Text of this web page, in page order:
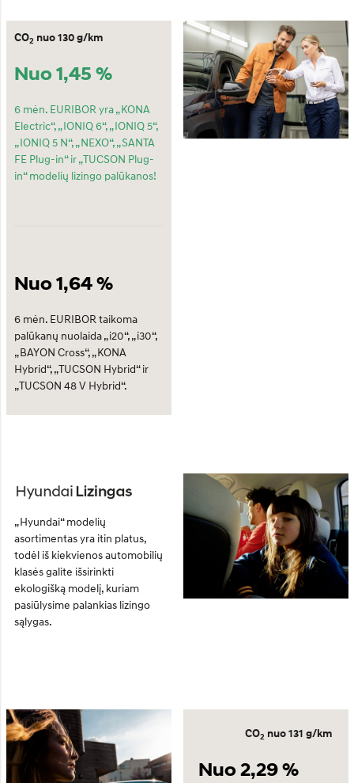
CO2 nuo 130 g/km
Nuo 1,45 %
6 mėn. EURIBOR yra „KONA
Electric“, „IONIQ 6“, „IONIQ 5“,
„IONIQ 5 N“, „NEXO“, „SANTA
FE Plug-in“ ir „TUCSON Plug-
in“ modelių lizingo palūkanos!
Nuo 1,64 %
6 mėn. EURIBOR taikoma
palūkanų nuolaida „i20“, „i30“,
„BAYON Cross“, „KONA
Hybrid“, „TUCSON Hybrid“ ir
„TUCSON 48 V Hybrid“.
„Hyundai“ modelių
asortimentas yra itin platus,
todėl iš kiekvienos automobilių
klasės galite išsirinkti
ekologišką modelį, kuriam
pasiūlysime palankias lizingo
sąlygas.
CO2 nuo 131 g/km
Nuo 2,29 %